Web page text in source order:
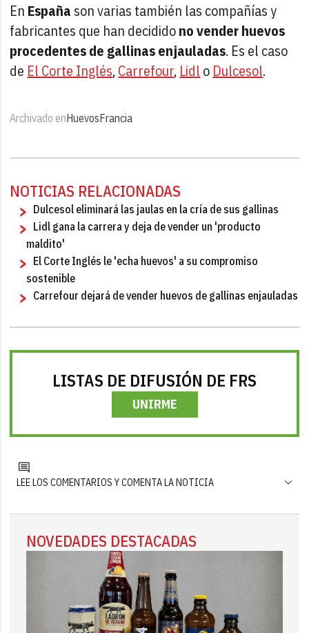
En España son varias también las compañías y
fabricantes que han decididono vender huevos
procedentes de gallinas enjauladas. Es el caso
de El Corte Inglés,Carrefour, Lidl o Dulcesol.
Archivado enHuevosFrancia
NOTICIAS RELACIONADAS
Dulcesol eliminará las jaulas en la cría de sus gallinas
Lidl gana la carrera y deja de vender un 'producto
maldito'
El Corte Inglés le 'echa huevos' a su compromiso
sostenible
Carrefour dejará de vender huevos de gallinas enjauladas
LISTAS DE DIFUSIÓN DE FRS
UNIRME
LEE LOS COMENTARIOS Y COMENTA LA NOTICIA
NOVEDADES DESTACADAS